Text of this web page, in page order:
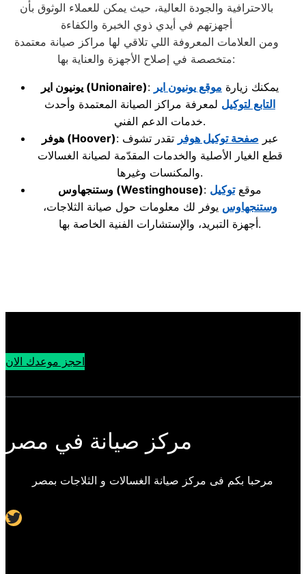
بالاحترافية والجودة العالية، حيث يمكن للعملاء الوثوق بأن
أجهزتهم في أيدي ذوي الخبرة والكفاءة
ومن العلامات المعروفة اللي تلاقي لها مراكز صيانة معتمدة
متخصصة في إصلاح الأجهزة والعناية بها:
يونيون اير (Unionaire) : يمكنك زيارة موقع يونيون اير
التابع لتوكيل لمعرفة مراكز الصيانة المعتمدة وأحدث
خدمات الدعم الفني.
هوفر(Hoover) : عبر صفحة توكيل هوفر تقدر تشوف
قطع الغيار الأصلية والخدمات المقدّمة لصيانة الغسالات
والمكنسات وغيرها.
وستنجهاوس (Westinghouse) : موقعتوكيل
وستنجهاوس يوفر لك معلومات حول صيانة الثلاجات،
أجهزة التبريد، والإستشارات الفنية الخاصة بها.
احجز موعدك الان
مركز صيانة في مصر
مرحبا بكم فى مركز صيانة الغسالات و الثلاجات بمصر
Twitter